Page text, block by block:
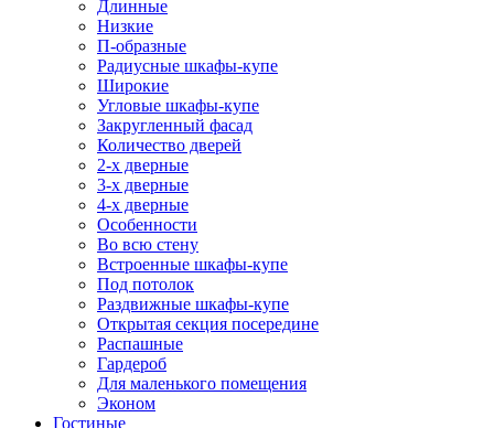
Длинные
Низкие
П-образные
Радиусные шкафы-купе
Широкие
Угловые шкафы-купе
Закругленный фасад
Количество дверей
2-х дверные
3-х дверные
4-х дверные
Особенности
Во всю стену
Встроенные шкафы-купе
Под потолок
Раздвижные шкафы-купе
Открытая секция посередине
Распашные
Гардероб
Для маленького помещения
Эконом
Гостиные